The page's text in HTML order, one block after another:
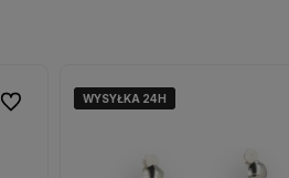
Do ulubionychWYSYŁKA 24H
WYSYŁKA 24H
WYSYŁKA 24H